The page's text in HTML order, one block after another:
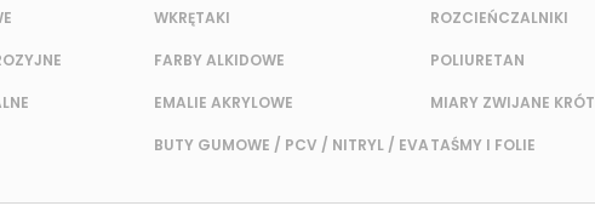
WKRĘTAKI
FARBY ALKIDOWE
EMALIE AKRYLOWE
BUTY GUMOWE / PCV / NITRYL / EVA
ROZCIEŃCZALNIKI
POLIURETAN
MIARY ZWIJANE
TAŚMY I FOLIE